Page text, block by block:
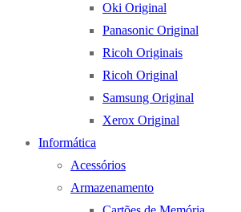
Oki Original
Panasonic Original
Ricoh Originais
Ricoh Original
Samsung Original
Xerox Original
Informática
Acessórios
Armazenamento